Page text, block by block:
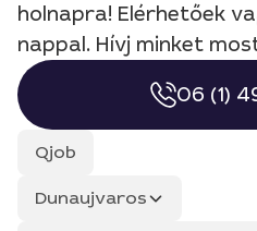
holnapra! Elérhetőek
nappal. Hívj minket
06 (1)
Qjob
Dunaujvaros